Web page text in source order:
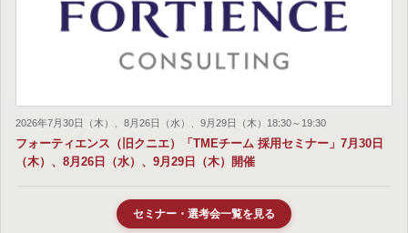
2026年7月30日（木）、8月26日（水）、9月29日（木）18:30～19:30
フォーティエンス（旧クニエ）「TMEチーム 採用セミナー」7月30日
（木）、8月26日（水）、9月29日（木）開催
セミナー・選考会一覧を見る